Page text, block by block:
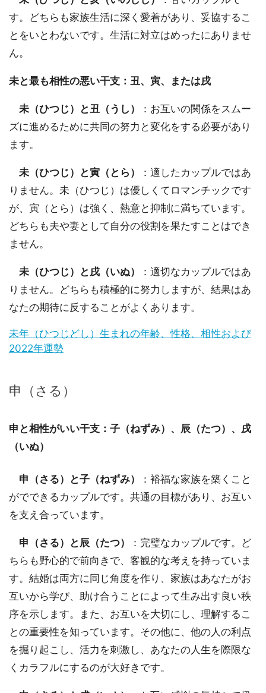
す。どちらも家族生活に深く愛着があり、妥協するこ
とをいとわないです。生活に対立はめったにありませ
ん。
未と最も相性の悪い干支：丑、寅、または戌
未（ひつじ）と丑（うし）
：お互いの関係をスムー
ズに進めるために共同の努力と変化をする必要があり
ます。
未（ひつじ）と寅（とら）
：適したカップルではあ
りません。未（ひつじ）は優しくてロマンチックです
が、寅（とら）は強く、熱意と抑制に満ちています。
どちらも夫や妻として自分の役割を果たすことはでき
ません。
未（ひつじ）と戌（いぬ）
：適切なカップルではあ
りません。どちらも積極的に努力しますが、結果はあ
なたの期待に反することがよくあります。
未年（ひつじどし）生まれの年齢、性格、相性および
2022年運勢
申（さる）
申と相性がいい干支：子（ねずみ）、辰（たつ）、戌
（いぬ）
申（さる）と子（ねずみ）
：裕福な家族を築くこと
がでできるカップルです。共通の目標があり、お互い
を支え合っています。
申（さる）と辰（たつ）
：完璧なカップルです。ど
ちらも野心的で前向きで、客観的な考えを持っていま
す。結婚は両方に同じ角度を作り、家族はあなたがお
互いから学び、助け合うことによって生み出す良い秩
序を示します。また、お互いを大切にし、理解するこ
との重要性を知っています。その他に、他の人の利点
を掘り起こし、活力を刺激し、あなたの人生を際限な
くカラフルにするのが大好きです。